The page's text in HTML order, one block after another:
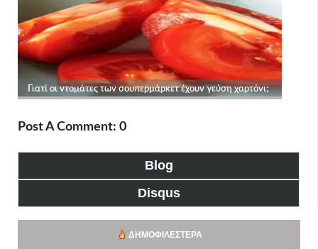
Post A Comment: 0
Blog
Disqus
ΔΗΜΟΦΙΛΈΣΤΕΡΑ